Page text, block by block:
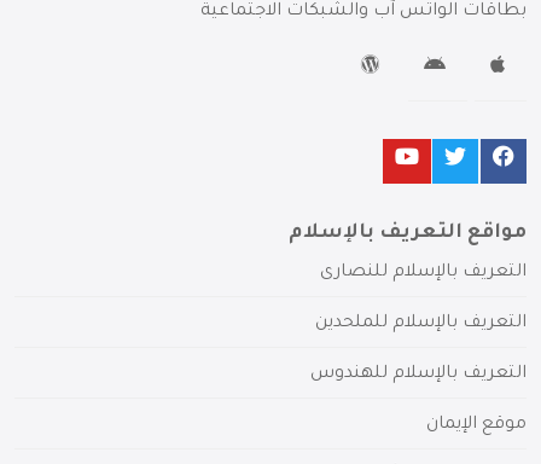
بطاقات الواتس آب والشبكات الاجتماعية
مواقع التعريف بالإسلام
التعريف بالإسلام للنصارى
التعريف بالإسلام للملحدين
التعريف بالإسلام للهندوس
موقع الإيمان